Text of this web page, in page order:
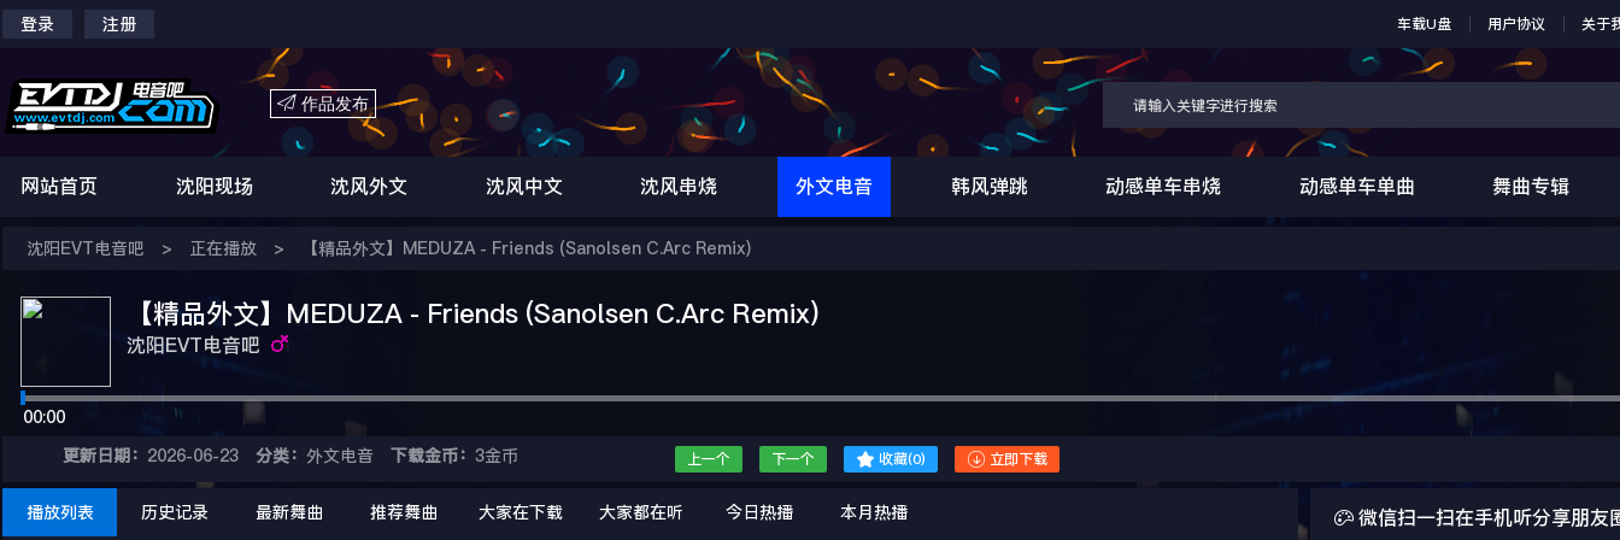
登录 注册 车载U盘 用户协议 关于
 作品发布
网站首页 沈阳现场 沈风外文 沈风中文 沈风串烧 外文电音 韩风弹跳 动感单车串烧 动感单车单曲 舞曲专辑
沈阳EVT电音吧 > 正在播放 > 【精品外文】MEDUZA - Friends (Sanolsen C.Arc Remix)
【精品外文】MEDUZA - Friends (Sanolsen C.Arc Remix)
沈阳EVT电音吧
00:00
更新日期： 2026-06-23 分类：外文电音 下载金币：3金币 上一个 下一个  收藏(0)  立即下载
播放列表 历史记录 最新舞曲 推荐舞曲 大家在下载 大家都在听 今日热播 本月热播 微信扫一扫在手机听分享朋友